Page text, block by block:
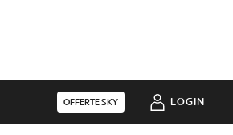
OFFERTE SKY LOGIN